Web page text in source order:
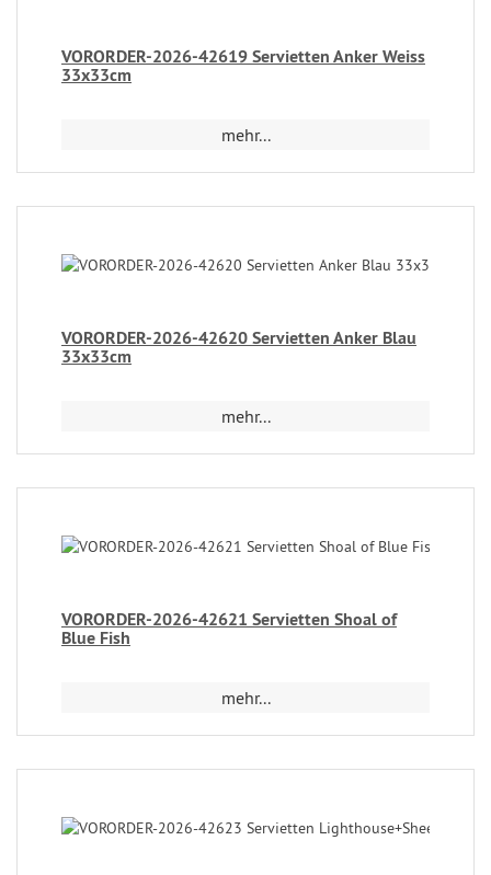
VORORDER-2026-42619 Servietten Anker Weiss
33x33cm
mehr...
VORORDER-2026-42620 Servietten Anker Blau
33x33cm
mehr...
VORORDER-2026-42621 Servietten Shoal of
Blue Fish
mehr...